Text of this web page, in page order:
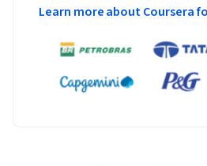
Learn more about Coursera